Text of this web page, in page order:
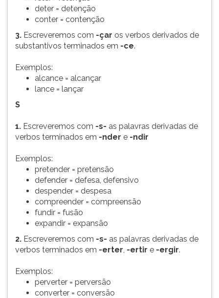
essa
instrução
deter = detenção
conter = contenção
3. Escreveremos com -çar os verbos derivados de
substantivos terminados em -ce.
Exemplos:
alcance = alcançar
lance = lançar
S
1. Escreveremos com -s- as palavras derivadas de
verbos terminados em -nder e -ndir
Exemplos:
pretender = pretensão
defender = defesa, defensivo
despender = despesa
compreender = compreensão
fundir = fusão
expandir = expansão
2. Escreveremos com -s- as palavras derivadas de
verbos terminados em -erter, -ertir e -ergir.
Exemplos:
perverter = perversão
converter = conversão